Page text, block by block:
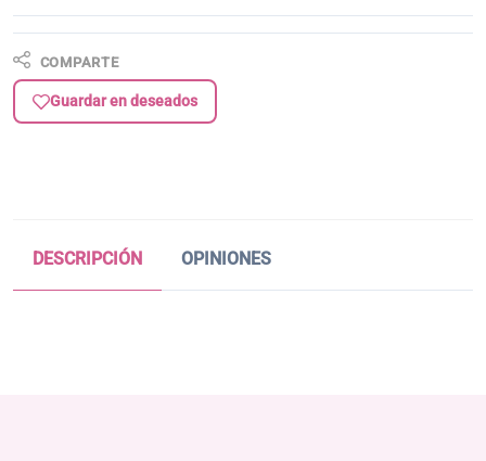
COMPARTE
Guardar en deseados
DESCRIPCIÓN OPINIONES